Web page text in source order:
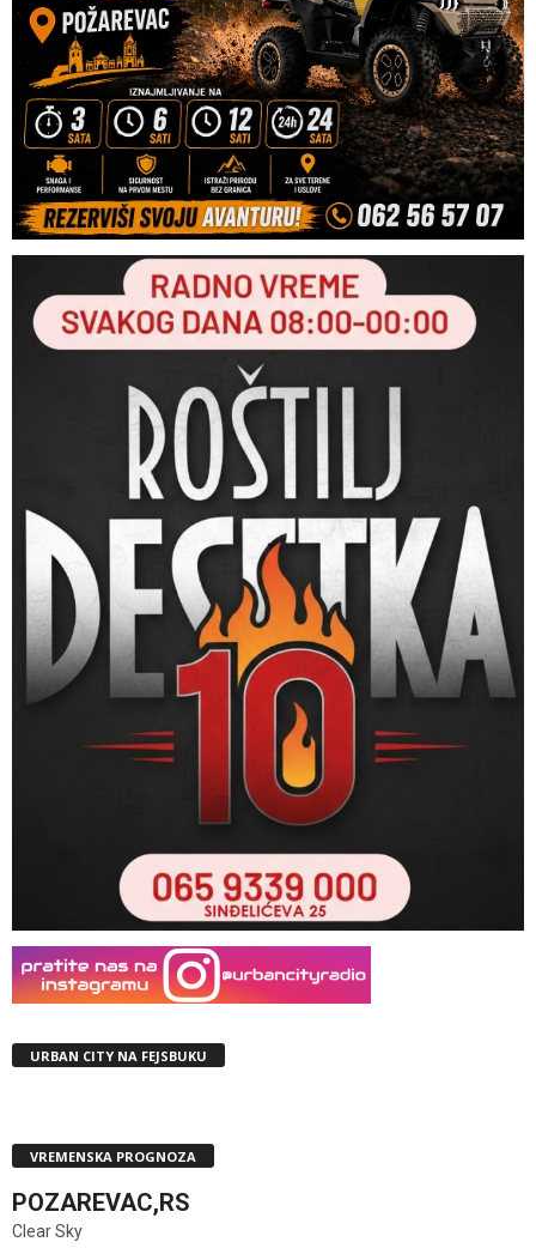
URBAN CITY NA FEJSBUKU
VREMENSKA PROGNOZA
POZAREVAC,RS
Clear Sky